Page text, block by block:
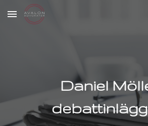
Skip to main content
Daniel